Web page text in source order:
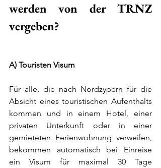
werden von der TRNZ
vergeben?
A) Touristen Visum
Für alle, die nach Nordzypern für die
Absicht eines touristischen Aufenthalts
kommen und in einem Hotel, einer
privaten Unterkunft oder in einer
gemieteten Ferienwohnung verweilen,
bekommen automatisch bei Einreise
ein Visum für maximal 30 Tage